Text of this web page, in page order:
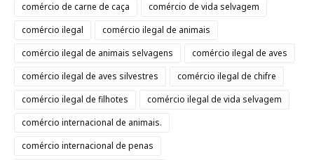
comércio de carne de caça
comércio de vida selvagem
comércio ilegal
comércio ilegal de animais
comércio ilegal de animais selvagens
comércio ilegal de aves
comércio ilegal de aves silvestres
comércio ilegal de chifre
comércio ilegal de filhotes
comércio ilegal de vida selvagem
comércio internacional de animais.
comércio internacional de penas